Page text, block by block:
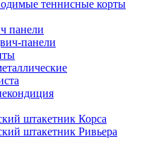
теннисные корты
панели
панели
штакетник Корса
штакетник Ривьера